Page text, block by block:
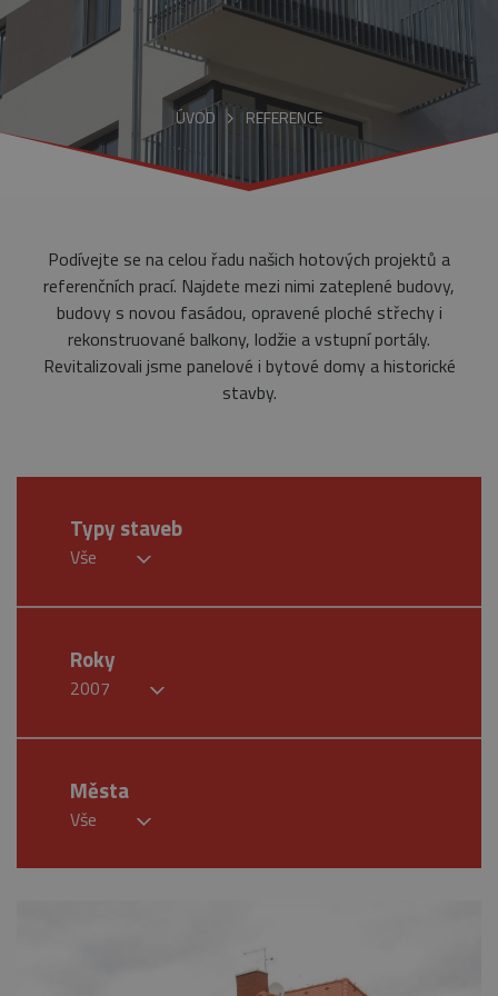
ÚVOD REFERENCE
Podívejte se na celou řadu našich hotových projektů a
referenčních prací. Najdete mezi nimi zateplené budovy,
budovy s novou fasádou, opravené ploché střechy i
rekonstruované balkony, lodžie a vstupní portály.
Revitalizovali jsme panelové i bytové domy a historické
stavby.
Typy staveb
Vše
Roky
2007
Města
Vše